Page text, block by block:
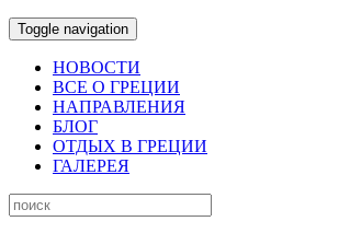
Toggle navigation
НОВОСТИ
ВСЕ О ГРЕЦИИ
НАПРАВЛЕНИЯ
БЛОГ
ОТДЫХ В ГРЕЦИИ
ГАЛЕРЕЯ